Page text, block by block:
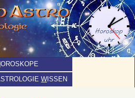
OROSKOPE
W ISSEN